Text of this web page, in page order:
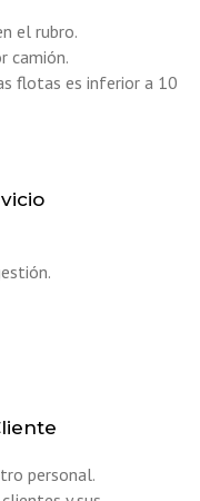
el rubro.
camión.
flotas es inferior a 10
personal.